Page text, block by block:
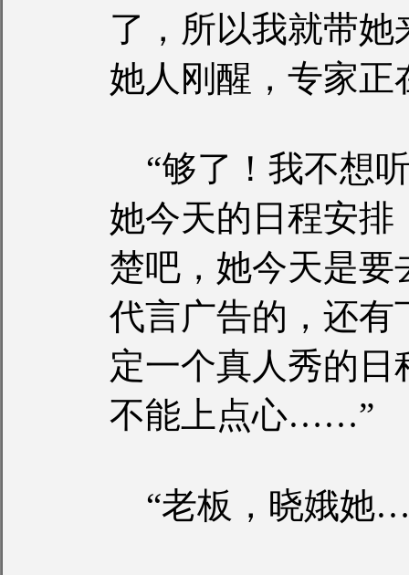
了，所以我就带
她人刚醒，专家
“够了！我不想
她今天的日程安排
楚吧，她今天是要
代言广告的，还有
定一个真人秀的
不能上点心……”
“老板，晓娥她